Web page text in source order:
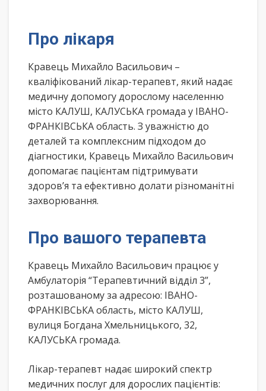
Про лікаря
Кравець Михайло Васильович –
кваліфікований лікар-терапевт, який надає
медичну допомогу дорослому населенню
місто КАЛУШ, КАЛУСЬКА громада у ІВАНО-
ФРАНКІВСЬКА область. З уважністю до
деталей та комплексним підходом до
діагностики, Кравець Михайло Васильович
допомагає пацієнтам підтримувати
здоров’я та ефективно долати різноманітні
захворювання.
Про вашого терапевта
Кравець Михайло Васильович працює у
Амбулаторія “Терапевтичний відділ 3”,
розташованому за адресою: ІВАНО-
ФРАНКІВСЬКА область, місто КАЛУШ,
вулиця Богдана Хмельницького, 32,
КАЛУСЬКА громада.
Лікар-терапевт надає широкий спектр
медичних послуг для дорослих пацієнтів: